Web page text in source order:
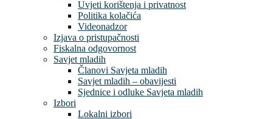
Uvjeti korištenja i privatnost
Politika kolačića
Videonadzor
Izjava o pristupačnosti
Fiskalna odgovornost
Savjet mladih
Članovi Savjeta mladih
Savjet mladih – obavijesti
Sjednice i odluke Savjeta mladih
Izbori
Lokalni izbori